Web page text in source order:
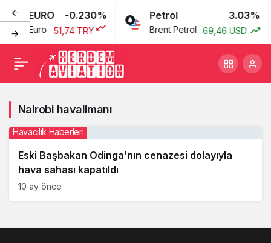
EURO -0.230%
Euro 51,74 TRY
Petrol 3.03%
Brent Petrol 69,46 USD
Nairobi havalimanı
Eski Başbakan Odinga’nın cenazesi dolayıyla
hava sahası kapatıldı
Havacılık Haberleri
10 ay önce